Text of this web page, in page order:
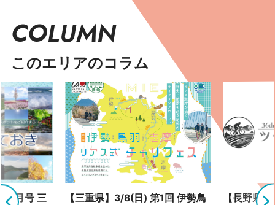
COLUMN
このエリアのコラム
9月号 三
【三重県】3/8(日) 第1回 伊勢鳥
【長野県